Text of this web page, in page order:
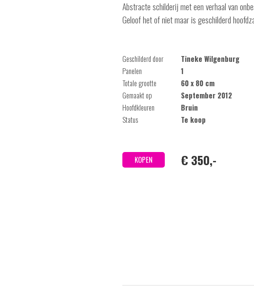
Abstracte schilderij met een verhaal van
Geloof het of niet maar is geschilderd
Geschilderd door
Tineke Wilgenburg
Panelen
1
Totale grootte
60 x 80 cm
Gemaakt op
September 2012
Hoofdkleuren
Bruin
Status
Te koop
KOPEN € 350,-